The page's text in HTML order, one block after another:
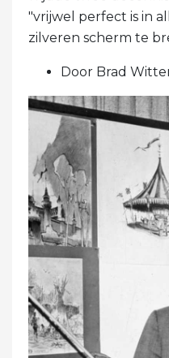
"vrijwel perfect is in
zilveren scherm te
Door Brad